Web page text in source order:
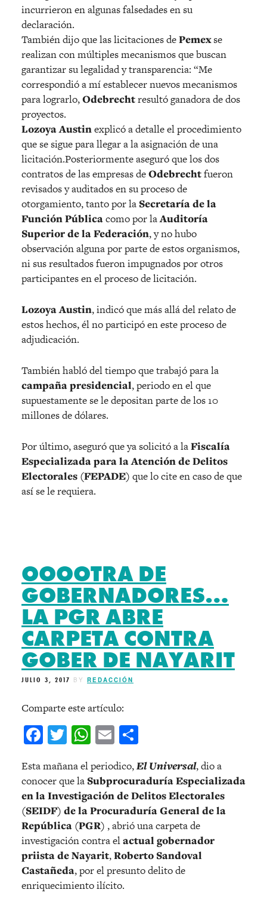
incurrieron en algunas falsedades en su
declaración.
También dijo que las licitaciones dePemexse
realizan con múltiples mecanismos que buscan
garantizar su legalidad y transparencia: “Me
correspondió a mí establecer nuevos mecanismos
para lograrlo,Odebrechtresultó ganadora de dos
proyectos.
Lozoya Austinexplicó a detalle el procedimiento
que se sigue para llegar a la asignación de una
licitación.Posteriormente aseguró que los dos
contratos de las empresas deOdebrechtfueron
revisados y auditados en su proceso de
otorgamiento, tanto por la Secretaría de la
Función Públicacomo por laAuditoría
Superior de la Federación, y no hubo
observación alguna por parte de estos organismos,
ni sus resultados fueron impugnados por otros
participantes en el proceso de licitación.
Lozoya Austin, indicó que más allá del relato de
estos hechos, él no participó en este proceso de
adjudicación.
También habló del tiempo que trabajó para la
campaña presidencial, periodo en el que
supuestamente se le depositan parte de los 10
millones de dólares.
Por último, aseguró que ya solicitó a laFiscalía
Especializada para la Atención de Delitos
Electorales (FEPADE) que lo cite en caso de que
así se le requiera.
OOOOTRA DE
GOBERNADORES…
LA PGR ABRE
CARPETA CONTRA
GOBER DE NAYARIT
JULIO 3, 2017 BY REDACCIÓN
Comparte este artículo:
Facebook
Twitter
WhatsApp
Email
Esta mañana el periodico,El Universal, dio a
conocer que la Subprocuraduría Especializada
en la Investigación de Delitos Electorales
(SEIDF) de la Procuraduría General de la
República (PGR) , abrió una carpeta de
investigación contra elactual gobernador
priista de Nayarit,Roberto Sandoval
Castañeda, por el presunto delito de
enriquecimiento ilícito.